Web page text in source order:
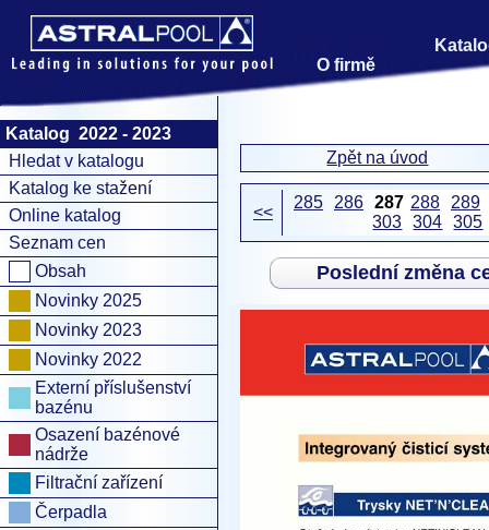
O firmě
Katalog 2022 - 2023
Hledat v katalogu
Katalog ke stažení
Online katalog
Seznam cen
Obsah
Novinky 2025
Novinky 2023
Novinky 2022
Externí příslušenství
bazénu
Osazení bazénové
nádrže
Filtrační zařízení
Čerpadla
Zpět na úvod
<<
285 286 287 288
289
303
304 305
Poslední změna